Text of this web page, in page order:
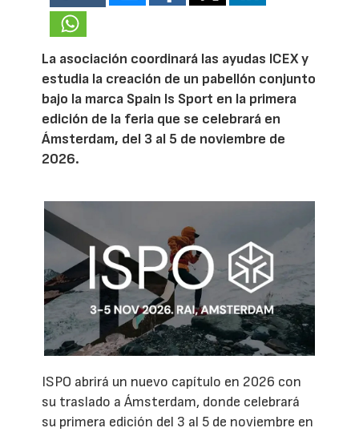
La asociación coordinará las ayudas ICEX y
estudia la creación de un pabellón conjunto
bajo la marca Spain Is Sport en la primera
edición de la feria que se celebrará en
Ámsterdam, del 3 al 5 de noviembre de
2026.
ISPO abrirá un nuevo capítulo en 2026 con
su traslado a Ámsterdam, donde celebrará
su primera edición del 3 al 5 de noviembre en